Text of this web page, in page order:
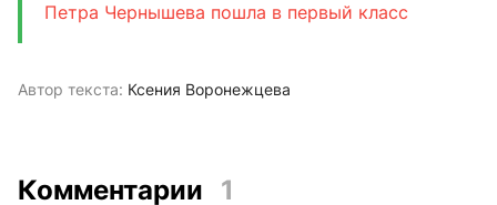
Петра Чернышева пошла в первый класс
Автор текста: Ксения Воронежцева
Комментарии 1